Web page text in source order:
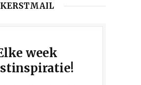
KERSTMAIL
week